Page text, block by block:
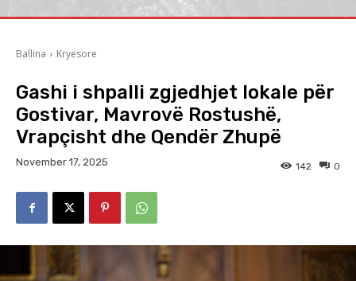
Ballina Kryesore
Gashi i shpalli zgjedhjet lokale për
Gostivar, Mavrovë Rostushë,
Vrapçisht dhe Qendër Zhupë
November 17, 2025 0
142